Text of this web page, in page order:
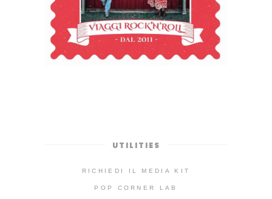
UTILITIES
RICHIEDI IL MEDIA KIT
POP CORNER LAB